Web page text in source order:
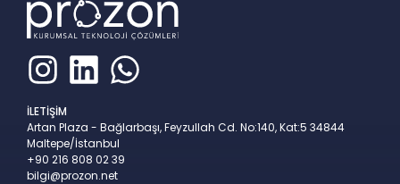
İLETİŞİM
Artan Plaza - Bağlarbaşı, Feyzullah Cd. No:140, Kat:5 34844
Maltepe/İstanbul
+90 216 808 02 39
bilgi@prozon.net